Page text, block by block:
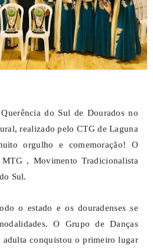
do Sul de Dourados no
realizado pelo CTG de Laguna
orgulho e comemoração! O
, Movimento Tradicionalista
Sul.
o estado e os douradenses se
O Grupo de Danças
adulta conquistou o primeiro lugar